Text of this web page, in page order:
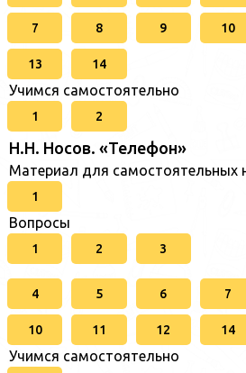
7 8 9 10
13 14
Учимся самостоятельно
1 2
Н.Н. Носов. «Телефон»
Материал для самостоятельных
1
Вопросы
1 2 3
4 5 6 7
10 11 12 14
Учимся самостоятельно